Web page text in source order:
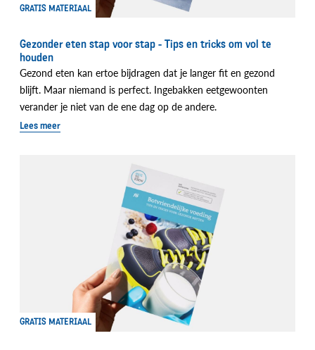
GRATIS MATERIAAL
Gezonder eten stap voor stap - Tips en tricks om vol te
houden
Gezond eten kan ertoe bijdragen dat je langer fit en gezond
blijft. Maar niemand is perfect. Ingebakken eetgewoonten
verander je niet van de ene dag op de andere.
Lees meer
GRATIS MATERIAAL